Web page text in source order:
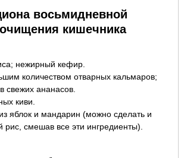
восьмидневной
кишечника
нежирный кефир.
количеством отварных кальмаров;
свежих ананасов.
киви.
яблок и мандарин (можно сделать и
рис, смешав все эти ингредиенты).